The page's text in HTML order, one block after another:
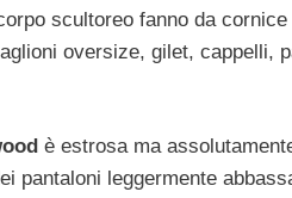
scultoreo fanno da
oversize, gilet, cappelli,
è estrosa ma
pantaloni leggermente